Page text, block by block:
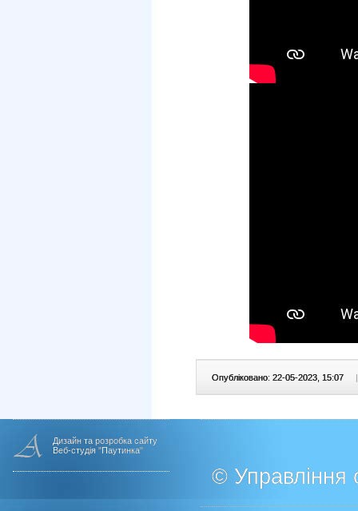
Опубліковано: 22-05-2023, 15:07 |
Дизайн та розробка сайту
Веб-студія "Паутинка"
© Управління